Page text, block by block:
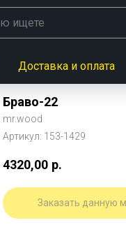
Доставка и оплата
Браво-22
mr.wood
Артикул: 153-1429
4320,00 р.
Заказать данную